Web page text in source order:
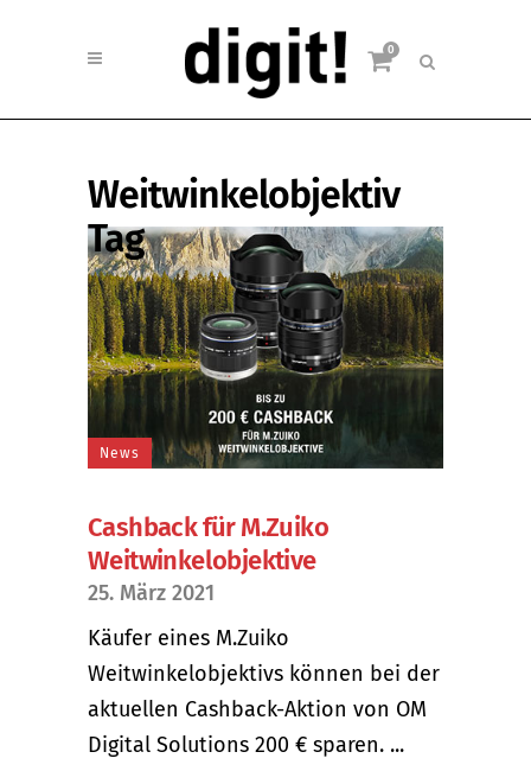
0
Weitwinkelobjektiv
Tag
News
Cashback für M.Zuiko
Weitwinkelobjektive
25. März 2021
Käufer eines M.Zuiko
Weitwinkelobjektivs können bei der
aktuellen Cashback-Aktion von OM
Digital Solutions 200 € sparen. ...